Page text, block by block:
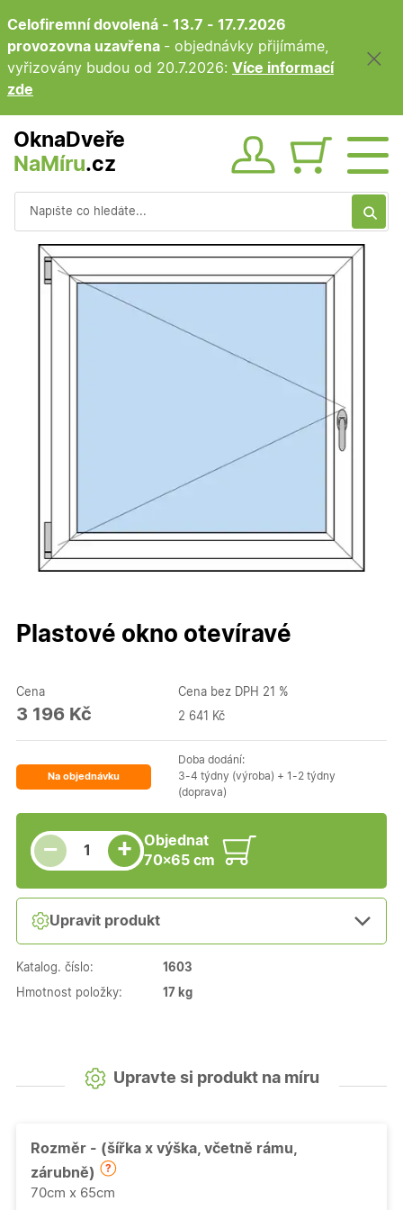
Celofiremní dovolená - 13.7 - 17.7.2026
provozovna uzavřena - objednávky přijímáme,
vyřizovány budou od 20.7.2026: Více informací
zde
OknaDveře
NaMíru.cz Obsah
Vyhledávání
Plastové okno otevíravé
Cena
3 196 Kč
Cena bez DPH 21 %
2 641 Kč
Na objednávku
Doba dodání:
3-4 týdny (výroba) + 1-2 týdny
(doprava)
−
Snížit množství
Počet kusů +
Zvýšit množství
Objednat
70×65 cm
Upravit produkt
Katalog. číslo: 1603
Hmotnost položky: 17 kg
Upravte si produkt na míru
Rozměr - (šířka x výška, včetně rámu,
zárubně)
70cm x 65cm